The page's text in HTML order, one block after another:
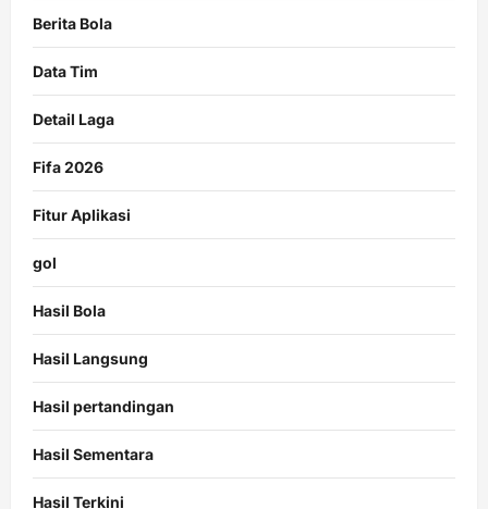
Berita Bola
Data Tim
Detail Laga
Fifa 2026
Fitur Aplikasi
gol
Hasil Bola
Hasil Langsung
Hasil pertandingan
Hasil Sementara
Hasil Terkini